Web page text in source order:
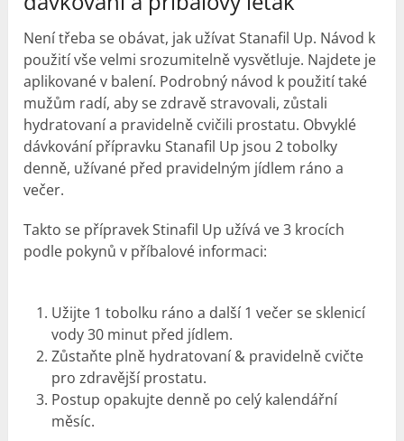
Není třeba se obávat, jak užívat Stanafil Up. Návod k
použití vše velmi srozumitelně vysvětluje. Najdete je
aplikované v balení. Podrobný návod k použití také
mužům radí, aby se zdravě stravovali, zůstali
hydratovaní a pravidelně cvičili prostatu. Obvyklé
dávkování přípravku Stanafil Up jsou 2 tobolky
denně, užívané před pravidelným jídlem ráno a
večer.
Takto se přípravek Stinafil Up užívá ve 3 krocích
podle pokynů v příbalové informaci:
Užijte 1 tobolku ráno a další 1 večer se sklenicí
vody 30 minut před jídlem.
Zůstaňte plně hydratovaní & pravidelně cvičte
pro zdravější prostatu.
Postup opakujte denně po celý kalendářní
měsíc.